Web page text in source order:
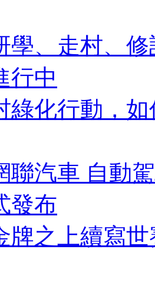
學、走村、
行中
綠化行動，
聯汽車 自動
發布
牌之上續寫